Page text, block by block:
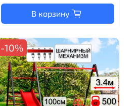
В корзину
-10%